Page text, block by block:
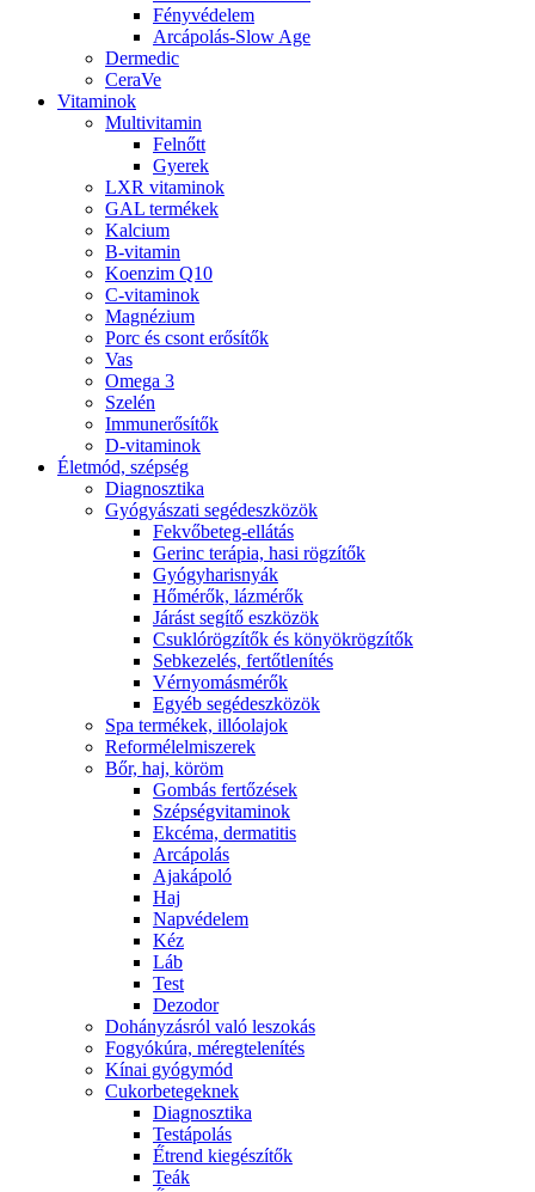
Fényvédelem
Arcápolás-Slow Age
Dermedic
CeraVe
Vitaminok
Multivitamin
Felnőtt
Gyerek
LXR vitaminok
GAL termékek
Kalcium
B-vitamin
Koenzim Q10
C-vitaminok
Magnézium
Porc és csont erősítők
Vas
Omega 3
Szelén
Immunerősítők
D-vitaminok
Életmód, szépség
Diagnosztika
Gyógyászati segédeszközök
Fekvőbeteg-ellátás
Gerinc terápia, hasi rögzítők
Gyógyharisnyák
Hőmérők, lázmérők
Járást segítő eszközök
Csuklórögzítők és könyökrögzítők
Sebkezelés, fertőtlenítés
Vérnyomásmérők
Egyéb segédeszközök
Spa termékek, illóolajok
Reformélelmiszerek
Bőr, haj, köröm
Gombás fertőzések
Szépségvitaminok
Ekcéma, dermatitis
Arcápolás
Ajakápoló
Haj
Napvédelem
Kéz
Láb
Test
Dezodor
Dohányzásról való leszokás
Fogyókúra, méregtelenítés
Kínai gyógymód
Cukorbetegeknek
Diagnosztika
Testápolás
É́trend kiegészítők
Teák